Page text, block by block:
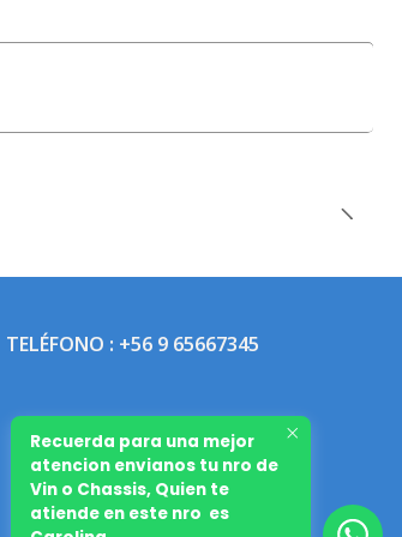
TELÉFONO : +56 9 65667345
Recuerda para una mejor
atencion envianos tu nro de
Vin o Chassis, Quien te
atiende en este nro es